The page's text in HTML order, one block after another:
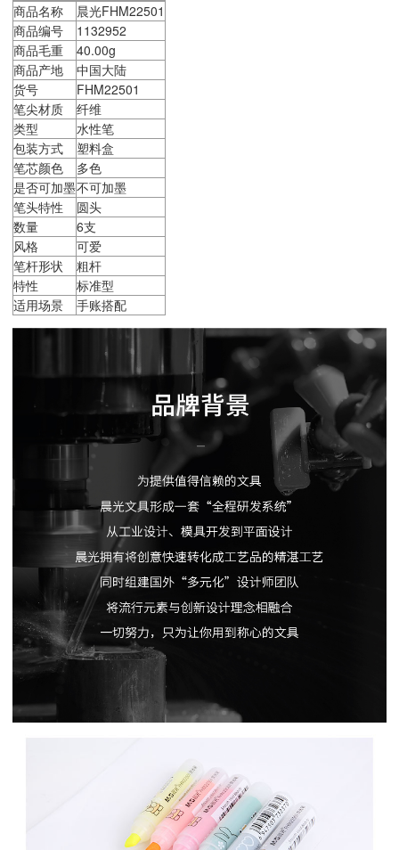
商品名称
晨光FHM22501
商品编号
1132952
商品毛重
40.00g
商品产地
中国大陆
货号
FHM22501
笔尖材质
纤维
类型
水性笔
包装方式
塑料盒
笔芯颜色
多色
是否可加墨不可加墨
笔头特性
圆头
数量
6支
风格
可爱
笔杆形状
粗杆
特性
标准型
适用场景
手账搭配